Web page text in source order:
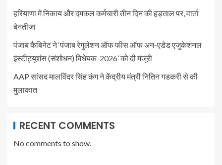
हरियाणा में निकाय और दमकल कर्मचारी तीन दिन की हड़ताल पर, वार्ता
बेनतीजा
पंजाब कैबिनेट ने ‘पंजाब रेगुलेशन ऑफ फीस ऑफ अन-एडेड एजुकेशनल
इंस्टीट्यूशंस (संशोधन) विधेयक-2026’ को दी मंजूरी
AAP सांसद मालविंदर सिंह कंग ने केंद्रीय मंत्री नितिन गडकरी से की
मुलाकात
RECENT COMMENTS
No comments to show.